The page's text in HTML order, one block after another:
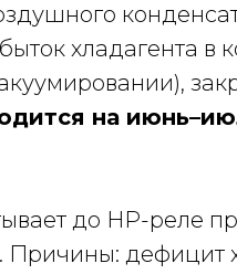
хладагента в
на
до HP-реле
Причины: дефицит